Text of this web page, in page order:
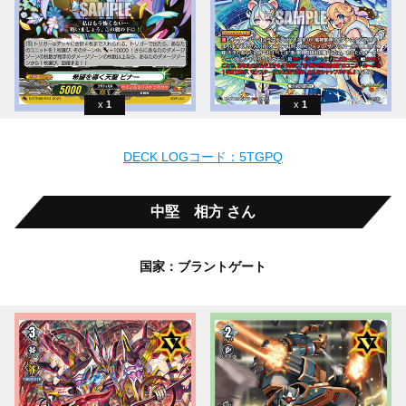
1 1
DECK LOGコード：5TGPQ
中堅 相方 さん
国家：ブラントゲート